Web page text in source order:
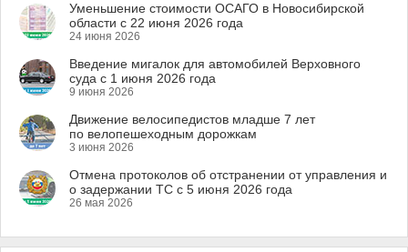
Уменьшение стоимости ОСАГО в Новосибирской
области с 22 июня 2026 года
24 июня 2026
Введение мигалок для автомобилей Верховного
суда с 1 июня 2026 года
9 июня 2026
Движение велосипедистов младше 7 лет
по велопешеходным дорожкам
3 июня 2026
Отмена протоколов об отстранении от управления и
о задержании ТС с 5 июня 2026 года
26 мая 2026